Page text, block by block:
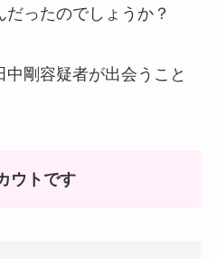
ったのでしょうか？
剛容疑者が出会うこと
ウトです